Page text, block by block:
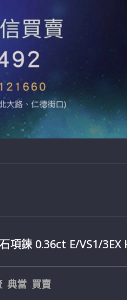
項鍊 0.36ct E/VS1/3EX
典當 買賣